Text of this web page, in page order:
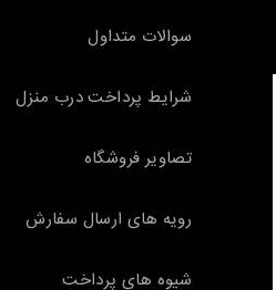
سوالات متداول
شرایط پرداخت درب منزل
تصاویر فروشگاه
رویه های ارسال سفارش
شیوه های پرداخت